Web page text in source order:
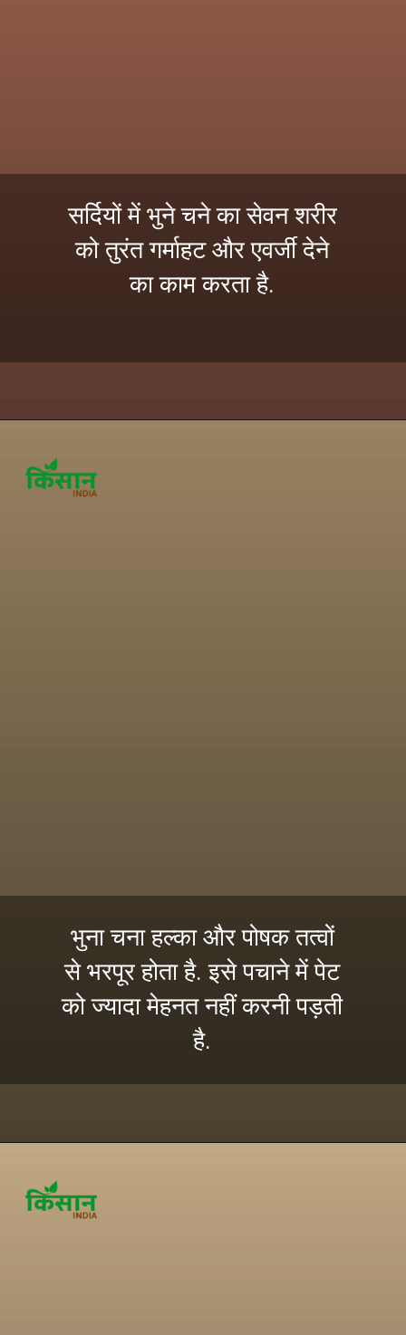
सर्दियों में भुने चने का सेवन शरीर
को तुरंत गर्माहट और एवर्जी देने
का काम करता है.
भुना चना हल्का और पोषक तत्वों
से भरपूर होता है. इसे पचाने में पेट
को ज्यादा मेहनत नहीं करनी पड़ती
है.